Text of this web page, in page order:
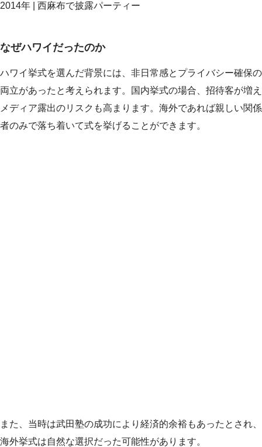
2014年 | 西麻布で披露パーティー
なぜハワイだったのか
ハワイ挙式を選んだ背景には、非日常感とプライバシー確保の
両立があったと考えられます。国内挙式の場合、招待客が増え
メディア露出のリスクも高まります。海外であれば親しい関係
者のみで落ち着いて式を挙げることができます。
また、当時は武田塾の成功により経済的余裕もあったとされ、
海外挙式は自然な選択だった可能性があります。